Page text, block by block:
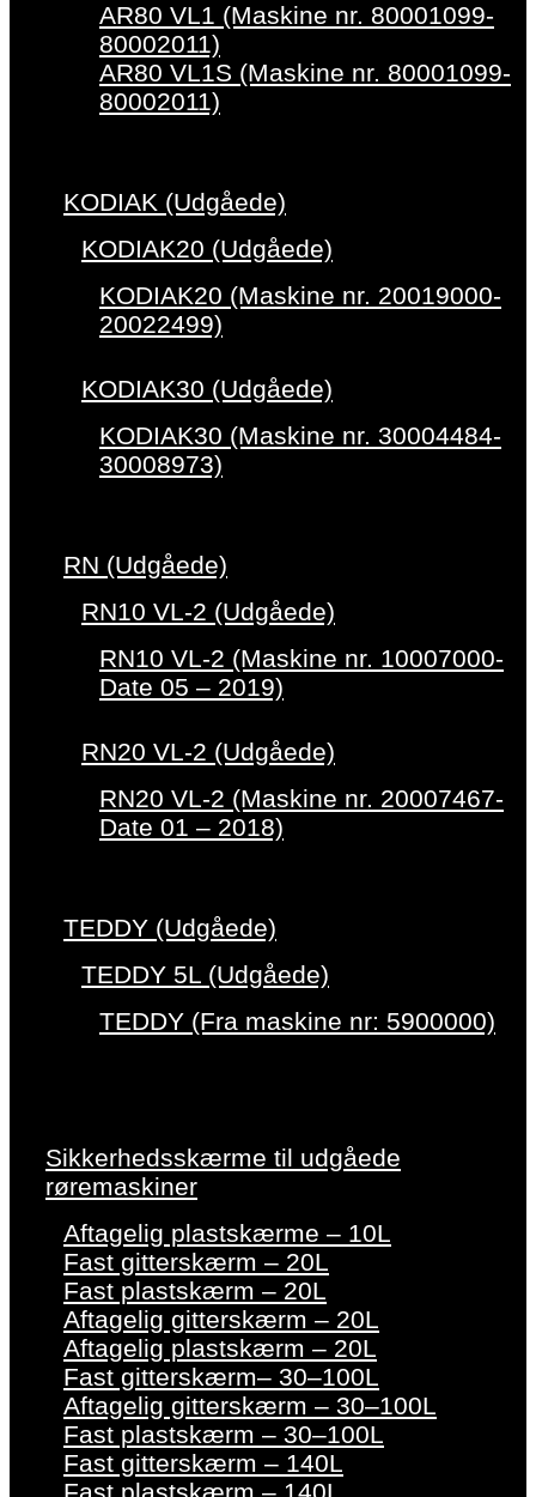
AR80 VL1 (Maskine nr. 80001099-
80002011)
AR80 VL1S (Maskine nr. 80001099-
80002011)
KODIAK (Udgåede)
KODIAK20 (Udgåede)
KODIAK20 (Maskine nr. 20019000-
20022499)
KODIAK30 (Udgåede)
KODIAK30 (Maskine nr. 30004484-
30008973)
RN (Udgåede)
RN10 VL-2 (Udgåede)
RN10 VL-2 (Maskine nr. 10007000-
Date 05 – 2019)
RN20 VL-2 (Udgåede)
RN20 VL-2 (Maskine nr. 20007467-
Date 01 – 2018)
TEDDY (Udgåede)
TEDDY 5L (Udgåede)
TEDDY (Fra maskine nr: 5900000)
Sikkerhedsskærme til udgåede
røremaskiner
Aftagelig plastskærme – 10L
Fast gitterskærm – 20L
Fast plastskærm – 20L
Aftagelig gitterskærm – 20L
Aftagelig plastskærm – 20L
Fast gitterskærm– 30–100L
Aftagelig gitterskærm – 30–100L
Fast plastskærm – 30–100L
Fast gitterskærm – 140L